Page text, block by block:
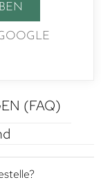
(FAQ)